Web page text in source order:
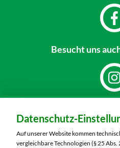
Besucht uns
MARKTKAUF
90482
Datenschutz-
Auf unserer Website kommen
vergleichbare Technologien (§ 25 Abs.